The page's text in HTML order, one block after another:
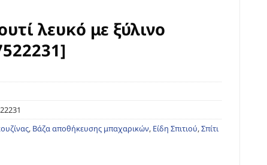
λευκό με ξύλινο
, Βάζα αποθήκευσης μπαχαρικών, Είδη Σπιτιού,Σπίτι